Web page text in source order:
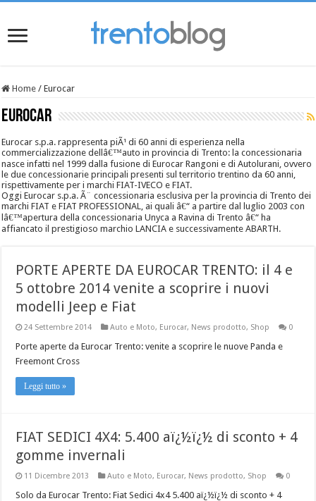
Home / Eurocar
Eurocar
Eurocar s.p.a. rappresenta piÃ¹ di 60 anni di esperienza nella
commercializzazione dellâ€™auto in provincia di Trento: la concessionaria
nasce infatti nel 1999 dalla fusione di Eurocar Rangoni e di Autolurani, ovvero
le due concessionarie principali presenti sul territorio trentino da 60 anni,
rispettivamente per i marchi FIAT-IVECO e FIAT.
Oggi Eurocar s.p.a. Ã¨ concessionaria esclusiva per la provincia di Trento dei
marchi FIAT e FIAT PROFESSIONAL, ai quali â€“ a partire dal luglio 2003 con
lâ€™apertura della concessionaria Unyca a Ravina di Trento â€“ ha
affiancato il prestigioso marchio LANCIA e successivamente ABARTH.
PORTE APERTE DA EUROCAR TRENTO: il 4 e
5 ottobre 2014 venite a scoprire i nuovi
modelli Jeep e Fiat
24 Settembre 2014 Auto e Moto, Eurocar, News prodotto, Shop 0
Porte aperte da Eurocar Trento: venite a scoprire le nuove Panda e
Freemont Cross
Leggi tutto »
FIAT SEDICI 4X4: 5.400 aï¿½ï¿½ di sconto + 4
gomme invernali
11 Dicembre 2013 Auto e Moto, Eurocar, News prodotto, Shop 0
Solo da Eurocar Trento: Fiat Sedici 4x4 5.400 aï¿½ï¿½ di sconto + 4